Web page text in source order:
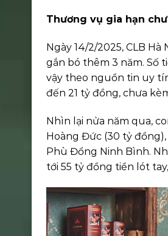
Thương vụ gia hạn
Ngày 14/2/2025, CLB
gắn bó thêm 3 năm. Số
vậy theo nguồn tin uy
đến 21 tỷ đồng, chưa
Nhìn lại nửa năm qua,
Hoàng Đức (30 tỷ
Phù Đổng Ninh Bình.
tới 55 tỷ đồng tiền lót